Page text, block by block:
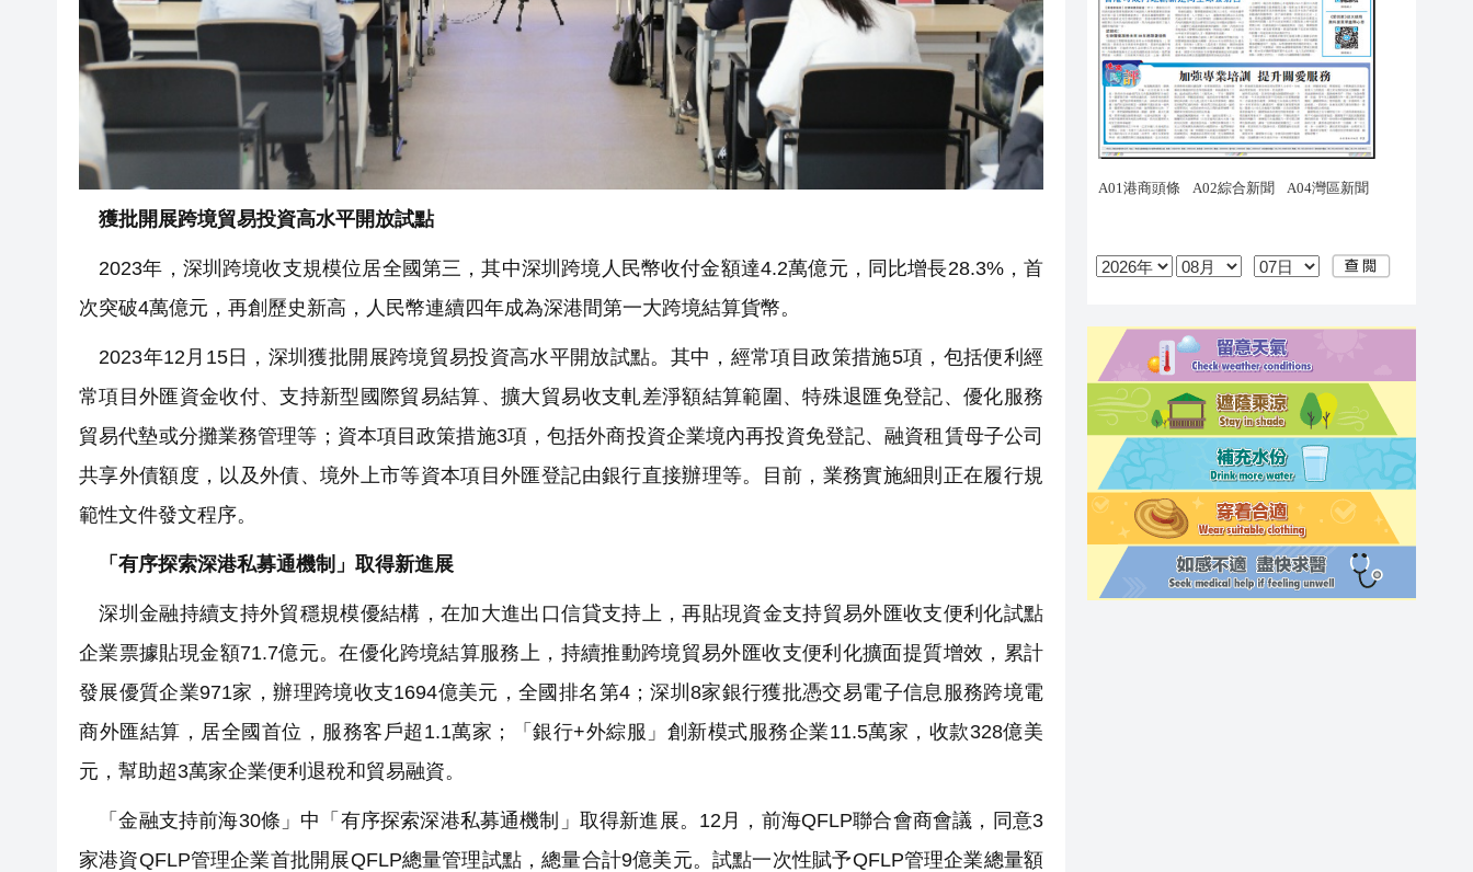
獲批開展跨境貿易投資高水平開放試點
2023年，深圳跨境收支規模位居全國第三，其中深圳跨境人民幣收付金額達4.2萬億元，同比增長28.3%，首
次突破4萬億元，再創歷史新高，人民幣連續四年成為深港間第一大跨境結算貨幣。
2023年12月15日，深圳獲批開展跨境貿易投資高水平開放試點。其中，經常項目政策措施5項，包括便利經
常項目外匯資金收付、支持新型國際貿易結算、擴大貿易收支軋差淨額結算範圍、特殊退匯免登記、優化服務
貿易代墊或分攤業務管理等；資本項目政策措施3項，包括外商投資企業境內再投資免登記、融資租賃母子公司
共享外債額度，以及外債、境外上市等資本項目外匯登記由銀行直接辦理等。目前，業務實施細則正在履行規
範性文件發文程序。
「有序探索深港私募通機制」取得新進展
深圳金融持續支持外貿穩規模優結構，在加大進出口信貸支持上，再貼現資金支持貿易外匯收支便利化試點
企業票據貼現金額71.7億元。在優化跨境結算服務上，持續推動跨境貿易外匯收支便利化擴面提質增效，累計
發展優質企業971家，辦理跨境收支1694億美元，全國排名第4；深圳8家銀行獲批憑交易電子信息服務跨境電
商外匯結算，居全國首位，服務客戶超1.1萬家；「銀行+外綜服」創新模式服務企業11.5萬家，收款328億美
元，幫助超3萬家企業便利退稅和貿易融資。
「金融支持前海30條」中「有序探索深港私募通機制」取得新進展。12月，前海QFLP聯合會商會議，同意3
家港資QFLP管理企業首批開展QFLP總量管理試點，總量合計9億美元。試點一次性賦予QFLP管理企業總量額